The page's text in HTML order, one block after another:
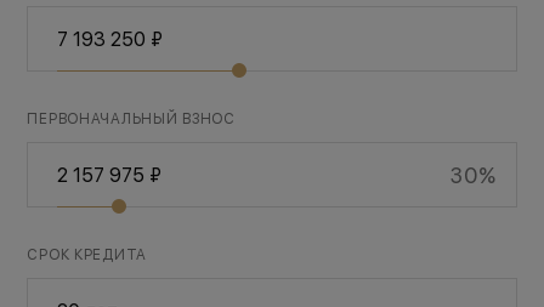
ПЕРВОНАЧАЛЬНЫЙ ВЗНОС
30%
СРОК КРЕДИТА